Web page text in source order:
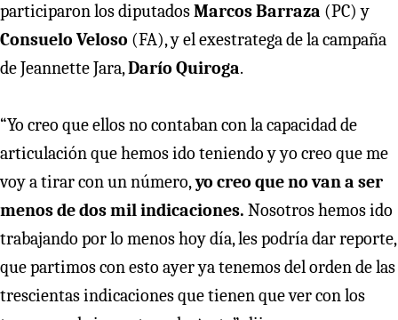
participaron los diputadosMarcos Barraza (PC) y
Consuelo Veloso (FA), y el exestratega de la campaña
de Jeannette Jara,Darío Quiroga.
“Yo creo que ellos no contaban con la capacidad de
articulación que hemos ido teniendo y yo creo que me
voy a tirar con un número,yo creo que no van a ser
menos de dos mil indicaciones. Nosotros hemos ido
trabajando por lo menos hoy día, les podría dar reporte,
que partimos con esto ayer ya tenemos del orden de las
trescientas indicaciones que tienen que ver con los